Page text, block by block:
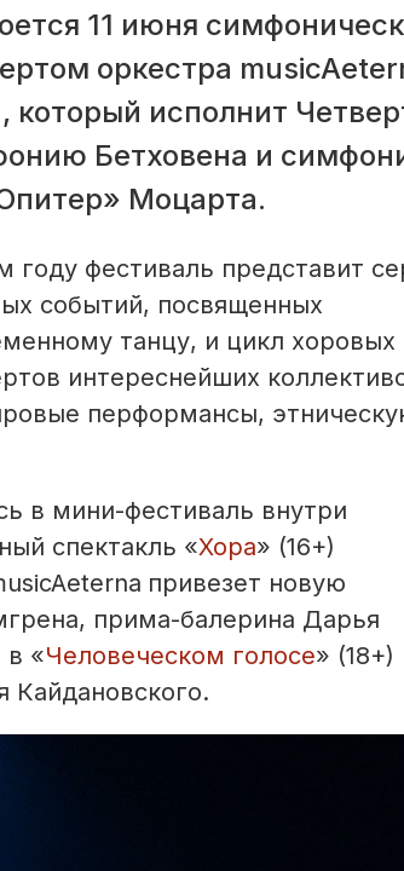
11 июня
оркестра
который исполнит
Бетховена и
Моцарта.
году фестиваль представит
событий, посвященных
танцу, и цикл хоровых
интереснейших
перформансы,
в мини-фестиваль внутри
спектакль «Хора» (16+)
привезет новую
прима-балерина Дарья
в «Человеческом голосе» (18+)
Кайдановского.